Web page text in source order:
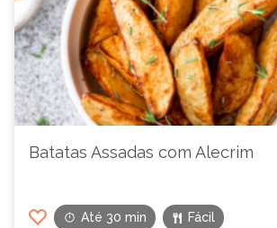
Batatas Assadas com Alecrim
Até 30 min Fácil